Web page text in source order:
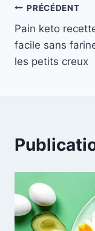
Navigation
de
l’article
PRÉCÉDENT
Pain keto
facile sans
les petits creux